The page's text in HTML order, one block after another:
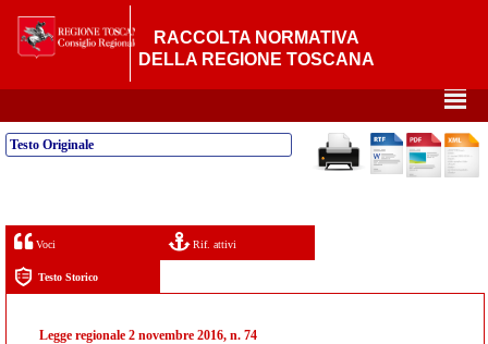
RACCOLTA NORMATIVA
DELLA REGIONE TOSCANA
²
Testo Originale
Voci Rif. attivi
Testo Storico
Legge regionale 2 novembre 2016, n. 74